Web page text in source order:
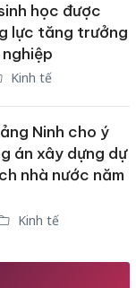
học được
lực tăng trưởng
Kinh tế
Ninh cho ý
án xây dựng dự
nhà nước năm
Kinh tế